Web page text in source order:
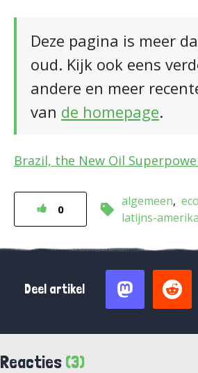
Deze pagina is meer
oud. Kijk ook eens
andere en meer
van de homepage.
Brazil, the New Oil
0
algemeen
latijns-amerika
Deel artikel
Reacties (3)